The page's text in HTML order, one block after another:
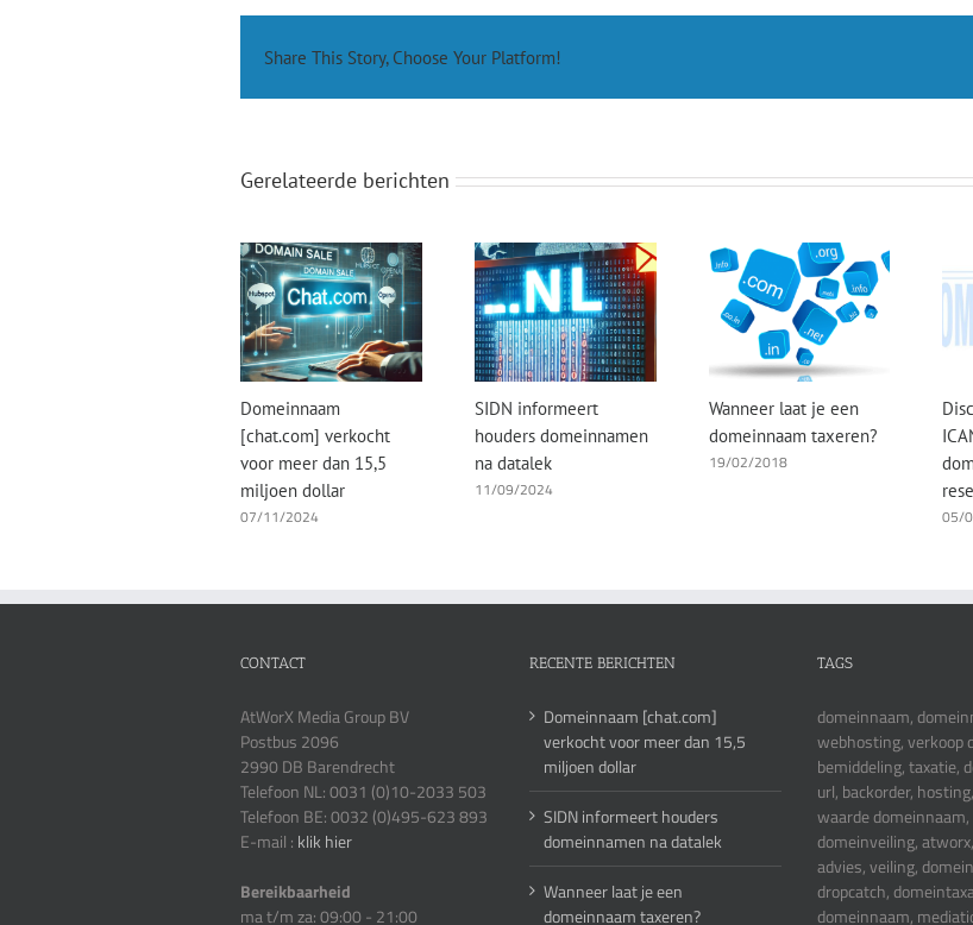
voor
extensies
Share This Story, Choose Your Platform!
Gerelateerde berichten
Domeinnaam
[chat.com] verkocht
voor meer dan 15,5
miljoen dollar
07/11/2024
SIDN informeert
houders domeinnamen
na datalek
11/09/2024
Wanneer laat je een
domeinnaam taxeren?
19/02/2018
05/
CONTACT
AtWorX Media Group BV
Postbus 2096
2990 DB Barendrecht
Telefoon NL: 0031 (0)10-2033 503
Telefoon BE: 0032 (0)495-623 893
E-mail : klik hier
Bereikbaarheid
ma t/m za: 09:00 - 21:00
RECENTE BERICHTEN
Domeinnaam [chat.com]
verkocht voor meer dan 15,5
miljoen dollar
SIDN informeert houders
domeinnamen na datalek
Wanneer laat je een
domeinnaam taxeren?
TAGS
domeinnaam,
webhosting, verkoop
bemiddeling, taxatie,
url, backorder,
waarde domeinnaam,
domeinveiling,
advies, veiling,
dropcatch,
domeinnaam,